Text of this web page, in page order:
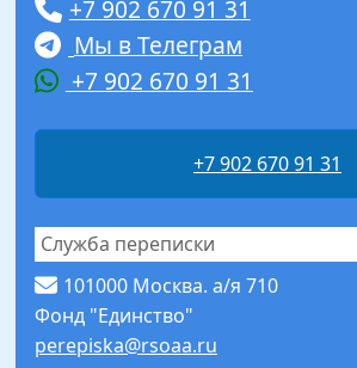
+7 902 670 91 31
Мы в Телеграм
+7 902 670 91 31
+7 902 670 91 31
Служба переписки
101000 Москва. а/я 710
Фонд "Единство"
perepiska@rsoaa.ru